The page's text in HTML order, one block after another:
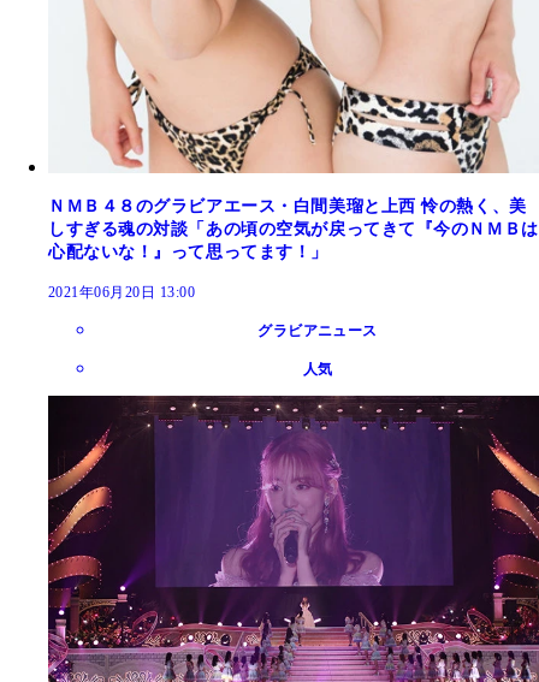
ＮＭＢ４８のグラビアエース・白間美瑠と上西 怜の熱く、美
しすぎる魂の対談「あの頃の空気が戻ってきて『今のＮＭＢは
心配ないな！』って思ってます！」
2021年06月20日 13:00
グラビアニュース
人気